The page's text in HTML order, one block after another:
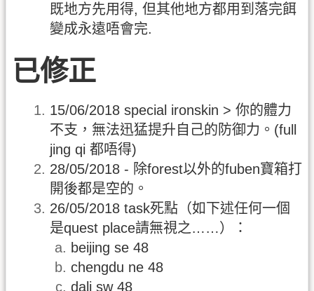
既地方先用得, 但其他地方都用到落完餌
變成永遠唔會完.
已修正
15/06/2018 special ironskin > 你的體力
不支，無法迅猛提升自己的防御力。(full
jing qi 都唔得)
28/05/2018 - 除forest以外的fuben寶箱打
開後都是空的。
26/05/2018 task死點（如下述任何一個
是quest place請無視之……）：
beijing se 48
chengdu ne 48
dali sw 48